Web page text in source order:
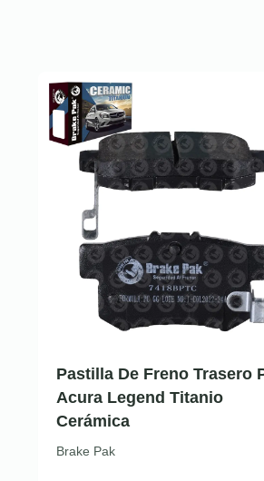
Pastilla De Freno Trasero
Acura Legend Titanio
Cerámica
Brake Pak